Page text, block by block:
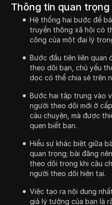
Thông tin quan trọng
Hệ thống hai bước để
truyền thông xã hội có
công của một đại lý
Bước đầu tiên liên quan
theo dõi bạn, chủ yếu
dọc có thể chia sẻ trên
Bước hai tập trung vào
người theo dõi mới ở
câu chuyện, mà được
quen biết bạn.
Hiểu sự khác biệt giữa
quan trọng; bài đăng
theo dõi trong khi câu
người theo dõi hiện tại.
Việc tạo ra nội dung
giả lý tưởng của bạn là